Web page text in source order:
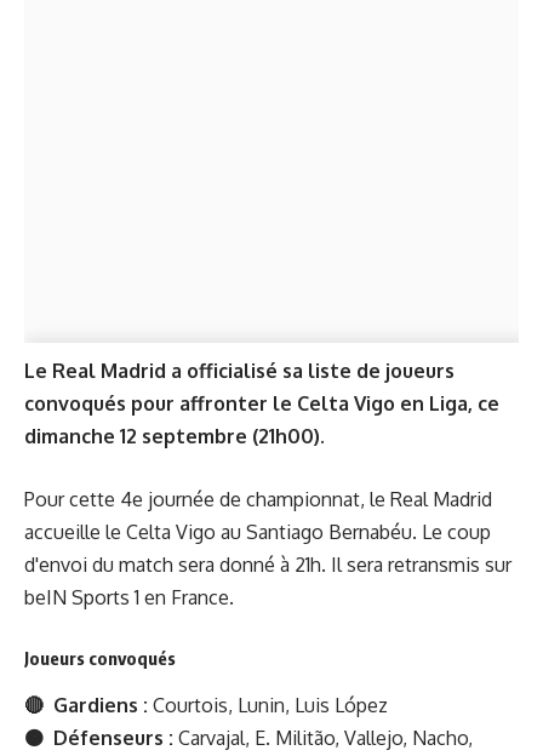
Le Real Madrid a officialisé sa liste de joueurs
convoqués pour affronter le Celta Vigo en Liga, ce
dimanche 12 septembre (21h00).
Pour cette 4e journée de championnat, le Real Madrid
accueille le Celta Vigo au Santiago Bernabéu. Le coup
d'envoi du match sera donné à 21h. Il sera retransmis sur
beIN Sports 1 en France.
Joueurs convoqués
🔴 Gardiens : Courtois, Lunin, Luis López
🟠 Défenseurs : Carvajal, E. Militão, Vallejo, Nacho,